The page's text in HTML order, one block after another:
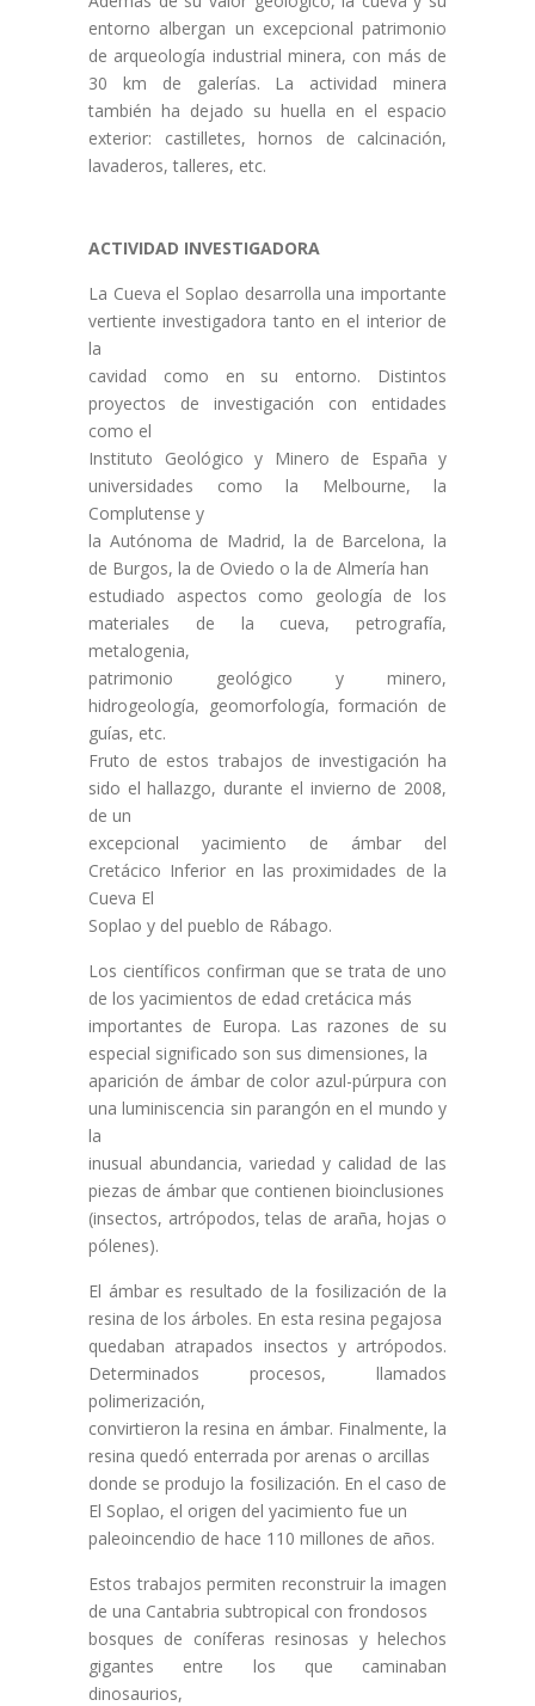
entorno albergan un excepcional patrimonio
de arqueología industrial minera, con más de
30 km de galerías. La actividad minera
también ha dejado su huella en el espacio
exterior: castilletes, hornos de calcinación,
lavaderos, talleres, etc.
ACTIVIDAD INVESTIGADORA
La Cueva el Soplao desarrolla una importante
vertiente investigadora tanto en el interior de
la
cavidad como en su entorno. Distintos
proyectos de investigación con entidades
como el
Instituto Geológico y Minero de España y
universidades como la Melbourne, la
Complutense y
la Autónoma de Madrid, la de Barcelona, la
de Burgos, la de Oviedo o la de Almería han
estudiado aspectos como geología de los
materiales de la cueva, petrografía,
metalogenia,
patrimonio geológico y minero,
hidrogeología, geomorfología, formación de
guías, etc.
Fruto de estos trabajos de investigación ha
sido el hallazgo, durante el invierno de 2008,
de un
excepcional yacimiento de ámbar del
Cretácico Inferior en las proximidades de la
Cueva El
Soplao y del pueblo de Rábago.
Los científicos confirman que se trata de uno
de los yacimientos de edad cretácica más
importantes de Europa. Las razones de su
especial significado son sus dimensiones, la
aparición de ámbar de color azul-púrpura con
una luminiscencia sin parangón en el mundo y
la
inusual abundancia, variedad y calidad de las
piezas de ámbar que contienen bioinclusiones
(insectos, artrópodos, telas de araña, hojas o
pólenes).
El ámbar es resultado de la fosilización de la
resina de los árboles. En esta resina pegajosa
quedaban atrapados insectos y artrópodos.
Determinados procesos, llamados
polimerización,
convirtieron la resina en ámbar. Finalmente, la
resina quedó enterrada por arenas o arcillas
donde se produjo la fosilización. En el caso de
El Soplao, el origen del yacimiento fue un
paleoincendio de hace 110 millones de años.
Estos trabajos permiten reconstruir la imagen
de una Cantabria subtropical con frondosos
bosques de coníferas resinosas y helechos
gigantes entre los que caminaban
dinosaurios,